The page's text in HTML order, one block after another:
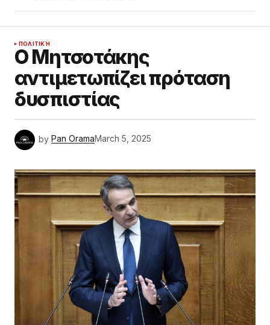
ΠΟΛΙΤΙΚΉ
Ο Μητσοτάκης
αντιμετωπίζει πρόταση
δυσπιστίας
by Pan OramaMarch 5, 2025